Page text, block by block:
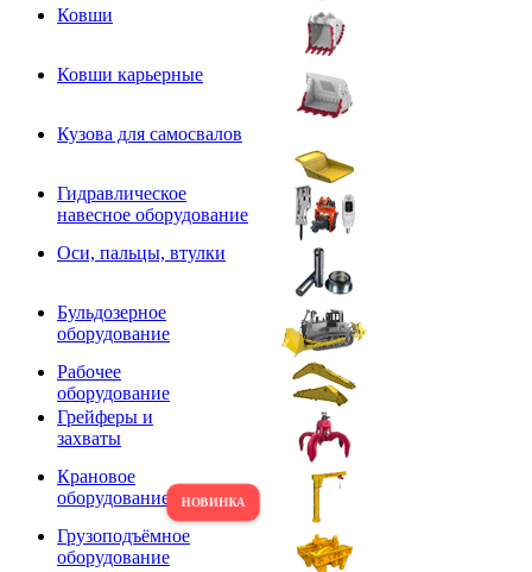
Ковши
Ковши карьерные
Кузова для самосвалов
Гидравлическое
навесное оборудование
Оси, пальцы, втулки
Бульдозерное
оборудование
Рабочее
оборудование
Грейферы и
захваты
Крановое
оборудование
Грузоподъёмное
оборудование